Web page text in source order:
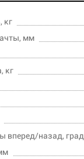
кг
мм
кг
вперед/назад, град